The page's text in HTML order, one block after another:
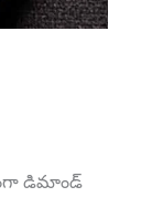
డిమాండ్